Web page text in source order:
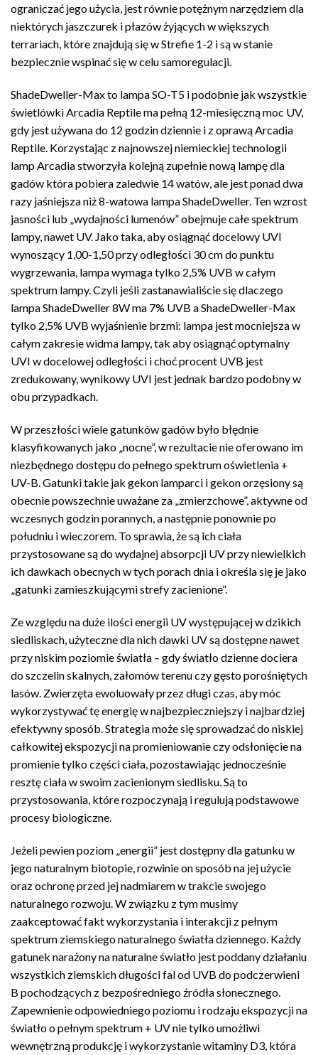
ograniczać jego użycia, jest równie potężnym narzędziem dla
niektórych jaszczurek i płazów żyjących w większych
terrariach, które znajdują się w Strefie 1-2 i są w stanie
bezpiecznie wspinać się w celu samoregulacji.
ShadeDweller-Max to lampa SO-T5 i podobnie jak wszystkie
świetlówki Arcadia Reptile ma pełną 12-miesięczną moc UV,
gdy jest używana do 12 godzin dziennie i z oprawą Arcadia
Reptile. Korzystając z najnowszej niemieckiej technologii
lamp Arcadia stworzyła kolejną zupełnie nową lampę dla
gadów która pobiera zaledwie 14 watów, ale jest ponad dwa
razy jaśniejsza niż 8-watowa lampa ShadeDweller. Ten wzrost
jasności lub „wydajności lumenów” obejmuje całe spektrum
lampy, nawet UV. Jako taka, aby osiągnąć docelowy UVI
wynoszący 1,00-1,50 przy odległości 30 cm do punktu
wygrzewania, lampa wymaga tylko 2,5% UVB w całym
spektrum lampy. Czyli jeśli zastanawialiście się dlaczego
lampa ShadeDweller 8W ma 7% UVB a ShadeDweller-Max
tylko 2,5% UVB wyjaśnienie brzmi: lampa jest mocniejsza w
całym zakresie widma lampy, tak aby osiągnąć optymalny
UVI w docelowej odległości i choć procent UVB jest
zredukowany, wynikowy UVI jest jednak bardzo podobny w
obu przypadkach.
W przeszłości wiele gatunków gadów było błędnie
klasyfikowanych jako „nocne”, w rezultacie nie oferowano im
niezbędnego dostępu do pełnego spektrum oświetlenia +
UV-B. Gatunki takie jak gekon lamparci i gekon orzęsiony są
obecnie powszechnie uważane za „zmierzchowe”, aktywne od
wczesnych godzin porannych, a następnie ponownie po
południu i wieczorem. To sprawia, że ​​są ich ciała
przystosowane są do wydajnej absorpcji UV przy niewielkich
ich dawkach obecnych w tych porach dnia i określa się je jako
„gatunki zamieszkującymi strefy zacienione”.
Ze względu na duże ilości energii UV występującej w dzikich
siedliskach, użyteczne dla nich dawki UV są dostępne nawet
przy niskim poziomie światła – gdy światło dzienne dociera
do szczelin skalnych, załomów terenu czy gęsto porośniętych
lasów. Zwierzęta ewoluowały przez długi czas, aby móc
wykorzystywać tę energię w najbezpieczniejszy i najbardziej
efektywny sposób. Strategia może się sprowadzać do niskiej
całkowitej ekspozycji na promieniowanie czy odsłonięcie na
promienie tylko części ciała, pozostawiając jednocześnie
resztę ciała w swoim zacienionym siedlisku. Są to
przystosowania, które rozpoczynają i regulują podstawowe
procesy biologiczne.
Jeżeli pewien poziom „energii” jest dostępny dla gatunku w
jego naturalnym biotopie, rozwinie on sposób na jej użycie
oraz ochronę przed jej nadmiarem w trakcie swojego
naturalnego rozwoju. W związku z tym musimy
zaakceptować fakt wykorzystania i interakcji z pełnym
spektrum ziemskiego naturalnego światła dziennego. Każdy
gatunek narażony na naturalne światło jest poddany działaniu
wszystkich ziemskich długości fal od UVB do podczerwieni
B pochodzących z bezpośredniego źródła słonecznego.
Zapewnienie odpowiedniego poziomu i rodzaju ekspozycji na
światło o pełnym spektrum + UV nie tylko umożliwi
wewnętrzną produkcję i wykorzystanie witaminy D3, która